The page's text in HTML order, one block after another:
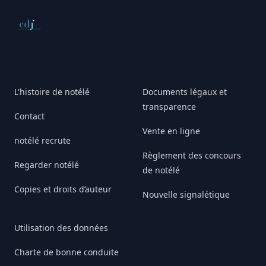
Conseil de déontologie journalistique
L'histoire de notélé
Contact
notélé recrute
Regarder notélé
Copies et droits d’auteur
Utilisation des données
Charte de bonne conduite
Documents légaux et
transparence
Vente en ligne
Règlement des concours
de notélé
Nouvelle signalétique